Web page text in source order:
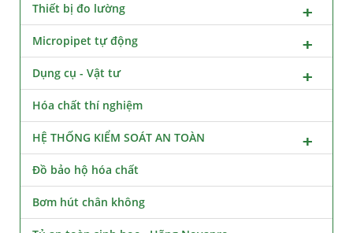
Thiết bị đo lường
Micropipet tự động
Dụng cụ - Vật tư
Hóa chất thí nghiệm
HỆ THỐNG KIỂM SOÁT AN TOÀN
Đồ bảo hộ hóa chất
Bơm hút chân không